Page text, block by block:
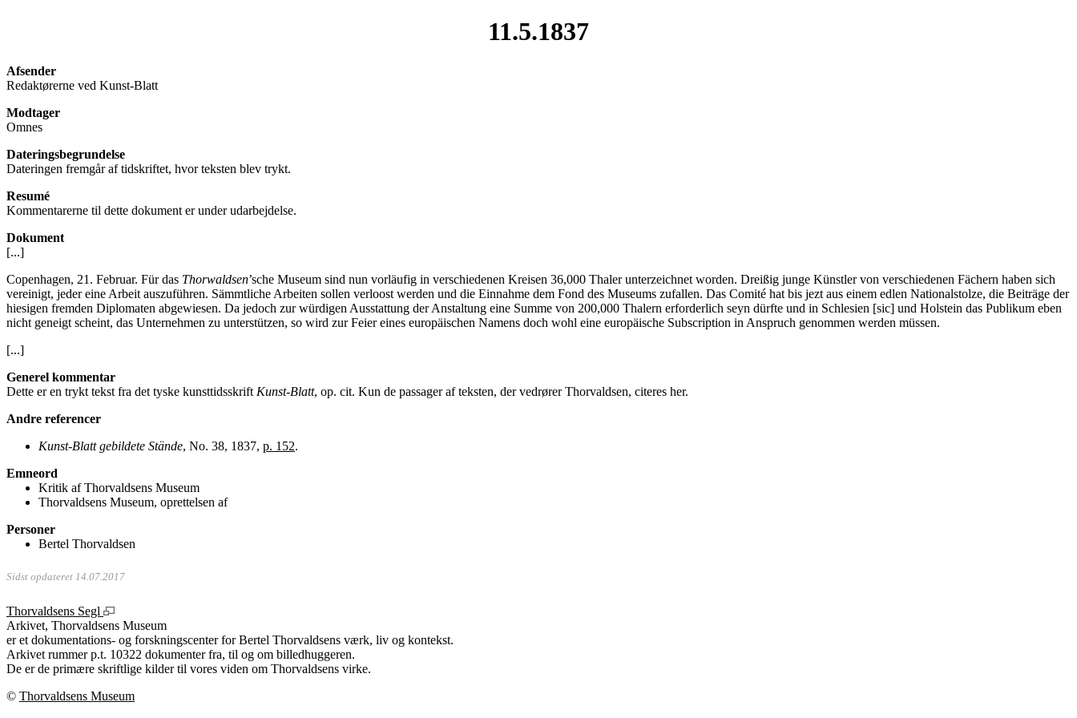
11.5.1837
Afsender
Redaktørerne ved Kunst-Blatt
Modtager
Omnes
Dateringsbegrundelse
Dateringen fremgår af tidskriftet, hvor teksten blev trykt.
Resumé
Kommentarerne til dette dokument er under udarbejdelse.
Dokument
[...]
Copenhagen, 21. Februar. Für das Thorwaldsen’sche Museum sind nun vorläufig in verschiedenen Kreisen 36,000 Thaler unterzeichnet worden. Dreißig junge Künstler von verschiedenen Fächern haben sich
vereinigt, jeder eine Arbeit auszuführen. Sämmtliche Arbeiten sollen verloost werden und die Einnahme dem Fond des Museums zufallen. Das Comité hat bis jezt aus einem edlen Nationalstolze, die Beiträge der
hiesigen fremden Diplomaten abgewiesen. Da jedoch zur würdigen Ausstattung der Anstaltung eine Summe von 200,000 Thalern erforderlich seyn dürfte und in Schlesien [sic] und Holstein das Publikum eben
nicht geneigt scheint, das Unternehmen zu unterstützen, so wird zur Feier eines europäischen Namens doch wohl eine europäische Subscription in Anspruch genommen werden müssen.
[...]
Generel kommentar
Dette er en trykt tekst fra det tyske kunsttidsskrift Kunst-Blatt, op. cit. Kun de passager af teksten, der vedrører Thorvaldsen, citeres her.
Andre referencer
Kunst-Blatt gebildete Stände, No. 38, 1837, p. 152.
Emneord
Kritik af Thorvaldsens Museum
Thorvaldsens Museum, oprettelsen af
Personer
Bertel Thorvaldsen
Sidst opdateret 14.07.2017
Thorvaldsens Segl
Arkivet, Thorvaldsens Museum
er et dokumentations- og forskningscenter for Bertel Thorvaldsens værk, liv og kontekst.
Arkivet rummer p.t. 10322 dokumenter fra, til og om billedhuggeren.
De er de primære skriftlige kilder til vores viden om Thorvaldsens virke.
© Thorvaldsens Museum